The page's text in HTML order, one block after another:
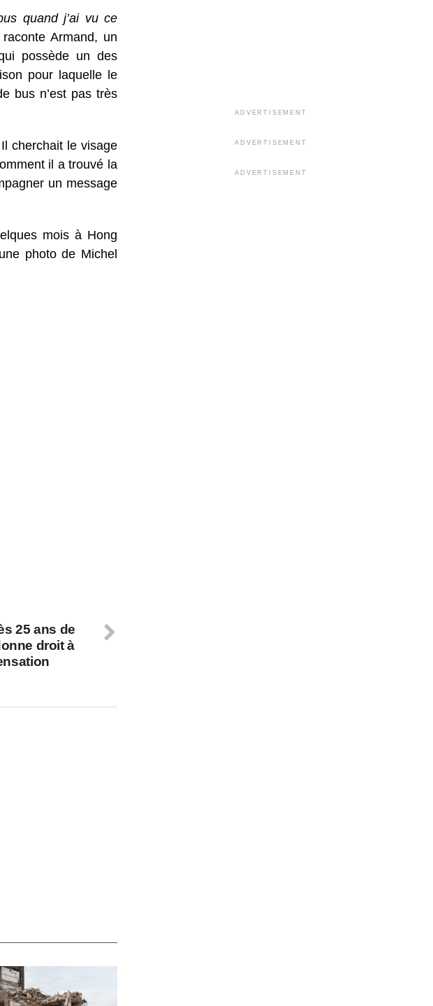
quand j’ai vu ce
raconte Armand, un
possède un des
pour laquelle le
bus n’est pas très
cherchait le visage
il a trouvé la
un message
mois à Hong
photo de Michel
25 ans de
droit à
ADVERTISEMENT
ADVERTISEMENT
ADVERTISEMENT